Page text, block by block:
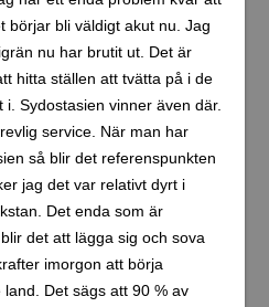
börjar bli väldigt akut nu. Jag
nu har brutit ut. Det är
hitta ställen att tvätta på i de
Sydostasien vinner även där.
service. När man har
så blir det referenspunkten
jag det var relativt dyrt i
Det enda som är
det att lägga sig och sova
imorgon att börja
Det sägs att 90 % av